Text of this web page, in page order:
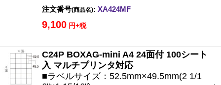
注文番号(商品名): XA424MF
9,100 円+税
C24P BOXAG-mini A4 24面付 100シート
入 マルチプリンタ対応
■ラベルサイズ：52.5mm×49.5mm(2 1/1